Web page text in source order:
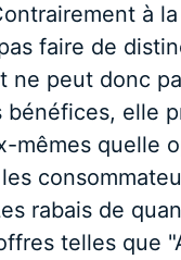
à
faire de
ne peut donc
bénéfices, elle
mêmes quelle
rabais de
telles que